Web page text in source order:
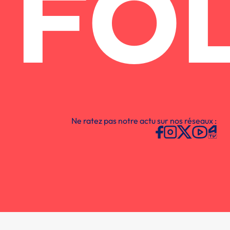
Ne ratez pas notre actu sur nos réseaux :